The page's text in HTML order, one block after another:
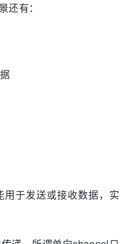
还有：
于发送或接收数据，实